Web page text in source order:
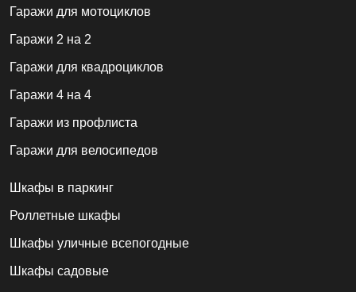
Гаражи для мотоциклов
Гаражи 2 на 2
Гаражи для квадроциклов
Гаражи 4 на 4
Гаражи из профлиста
Гаражи для велосипедов
Шкафы в паркинг
Роллетные шкафы
Шкафы уличные всепогодные
Шкафы садовые